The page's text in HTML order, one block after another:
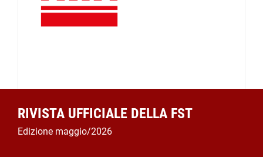
RIVISTA UFFICIALE DELLA FST
Edizione maggio/2026